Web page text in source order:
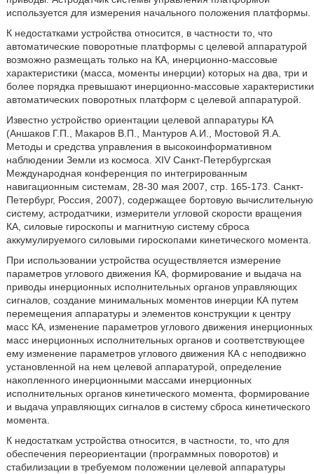
используется для измерения начального положения платформы.
К недостатками устройства относится, в частности то, что
автоматические поворотные платформы с целевой аппаратурой
возможно размещать только на КА, инерционно-массовые
характеристики (масса, моменты инерции) которых на два, три и
более порядка превышают инерционно-массовые характеристики
автоматических поворотных платформ с целевой аппаратурой.
Известно устройство ориентации целевой аппаратуры КА
(Аншаков Г.П., Макаров В.П., Мантуров А.И., Мостовой Я.А.
Методы и средства управления в высокоинформативном
наблюдении Земли из космоса. XIV Санкт-Петербургская
Международная конференция по интегрированным
навигационным системам, 28-30 мая 2007, стр. 165-173. Санкт-
Петербург, Россия, 2007), содержащее бортовую вычислительную
систему, астродатчики, измерители угловой скорости вращения
КА, силовые гироскопы и магнитную систему сброса
аккумулируемого силовыми гироскопами кинетического момента.
При использовании устройства осуществляется измерение
параметров углового движения КА, формирование и выдача на
приводы инерционных исполнительных органов управляющих
сигналов, создание минимальных моментов инерции КА путем
перемещения аппаратуры и элементов конструкции к центру
масс КА, изменение параметров углового движения инерционных
масс инерционных исполнительных органов и соответствующее
ему изменение параметров углового движения КА с неподвижно
установленной на нем целевой аппаратурой, определение
накопленного инерционными массами инерционных
исполнительных органов кинетического момента, формирование
и выдача управляющих сигналов в систему сброса кинетического
момента.
К недостаткам устройства относится, в частности, то, что для
обеспечения переориентации (программных поворотов) и
стабилизации в требуемом положении целевой аппаратуры